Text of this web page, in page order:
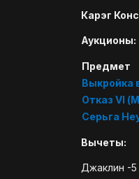
Карэг
Аукционы:
Предмет
Выкройка
Отказ VI
Серьга
Вычеты:
Джаклин -